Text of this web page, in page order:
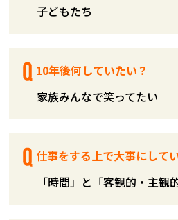
子どもたち
10年後何していたい？
家族みんなで笑ってたい
仕事をする上で大事にして
「時間」と「客観的・主観